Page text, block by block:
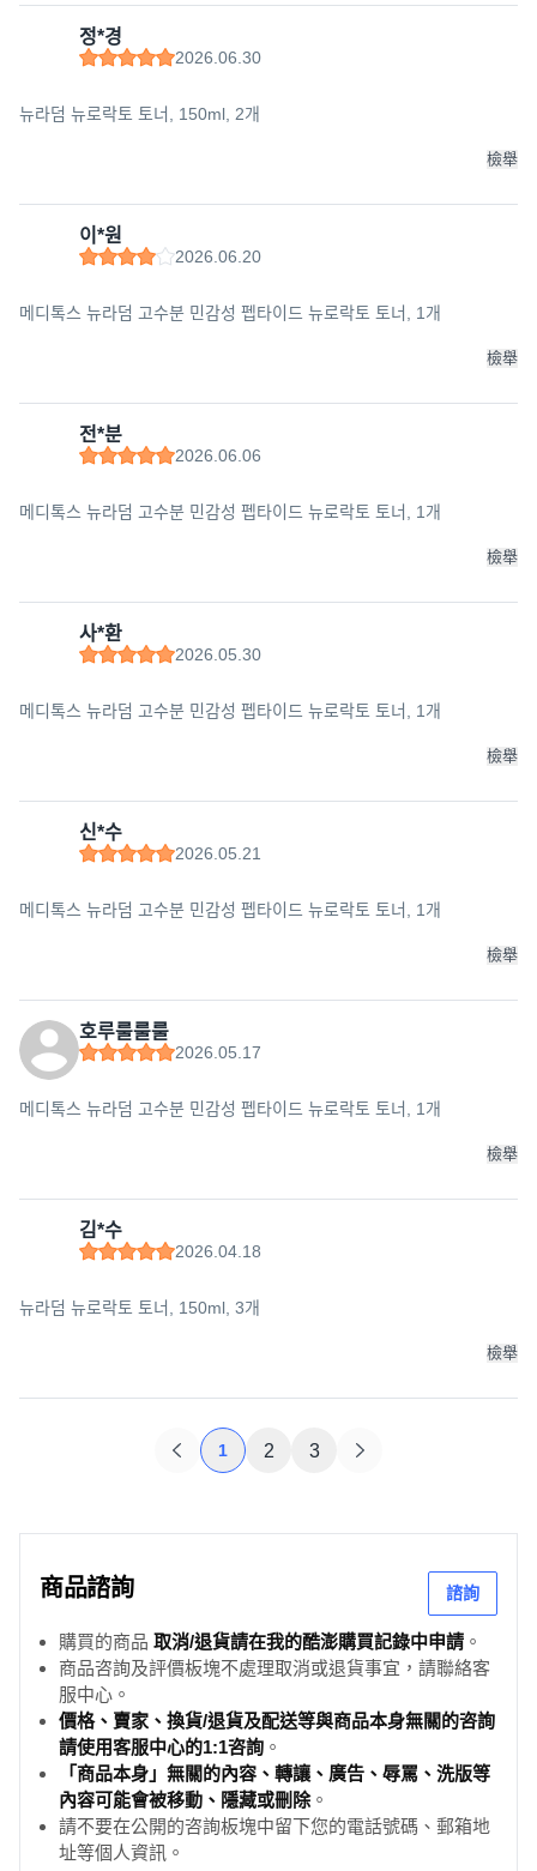
정*경
2026.06.30
뉴라덤 뉴로락토 토너, 150ml, 2개
檢舉
이*원
2026.06.20
메디톡스 뉴라덤 고수분 민감성 펩타이드 뉴로락토 토너, 1개
檢舉
전*분
2026.06.06
메디톡스 뉴라덤 고수분 민감성 펩타이드 뉴로락토 토너, 1개
檢舉
사*환
2026.05.30
메디톡스 뉴라덤 고수분 민감성 펩타이드 뉴로락토 토너, 1개
檢舉
신*수
2026.05.21
메디톡스 뉴라덤 고수분 민감성 펩타이드 뉴로락토 토너, 1개
檢舉
호루룰룰룰
2026.05.17
메디톡스 뉴라덤 고수분 민감성 펩타이드 뉴로락토 토너, 1개
檢舉
김*수
2026.04.18
뉴라덤 뉴로락토 토너, 150ml, 3개
檢舉
1 2 3
商品諮詢 諮詢
購買的商品 取消/退貨請在我的酷澎購買記錄中申請 。
商品咨詢及評價板塊不處理取消或退貨事宜，請聯絡客
服中心。
價格、賣家、換貨/退貨及配送等與商品本身無關的咨詢
請使用客服中心的1:1咨詢 。
「商品本身」無關的內容、轉讓、廣告、辱罵、洗版等
內容可能會被移動、隱藏或刪除。
請不要在公開的咨詢板塊中留下您的電話號碼、郵箱地
址等個人資訊。